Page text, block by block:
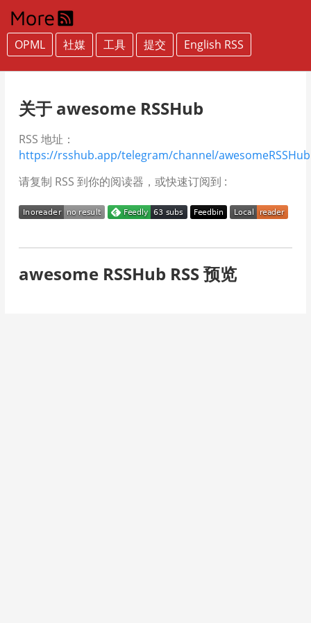
OPML 社媒 工具 提交 English RSS
关于 awesome RSSHub
RSS 地址：
https://rsshub.app/telegram/channel/awesomeRSSHub
请复制 RSS 到你的阅读器，或快速订阅到 :
awesome RSSHub RSS 预览